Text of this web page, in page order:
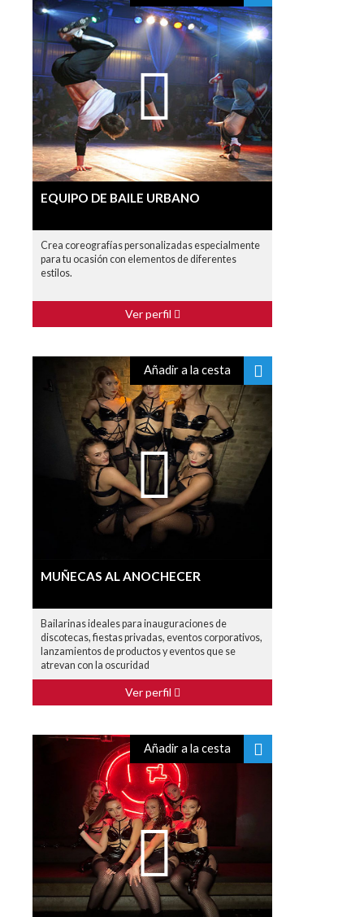
EQUIPO DE BAILE URBANO
Crea coreografías personalizadas especialmente
para tu ocasión con elementos de diferentes
estilos.
Ver perfil
Añadir a la cesta
MUÑECAS AL ANOCHECER
Bailarinas ideales para inauguraciones de
discotecas, fiestas privadas, eventos corporativos,
lanzamientos de productos y eventos que se
atrevan con la oscuridad
Ver perfil
Añadir a la cesta